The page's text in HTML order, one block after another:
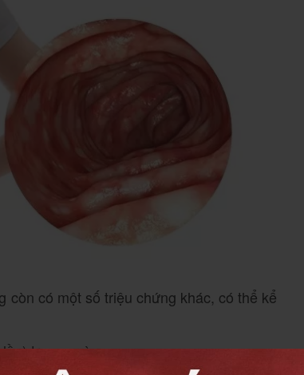
còn có một số triệu chứng khác, có thể kể
trong ngày.
rắn hay nát. Phân thường kèm theo mùi